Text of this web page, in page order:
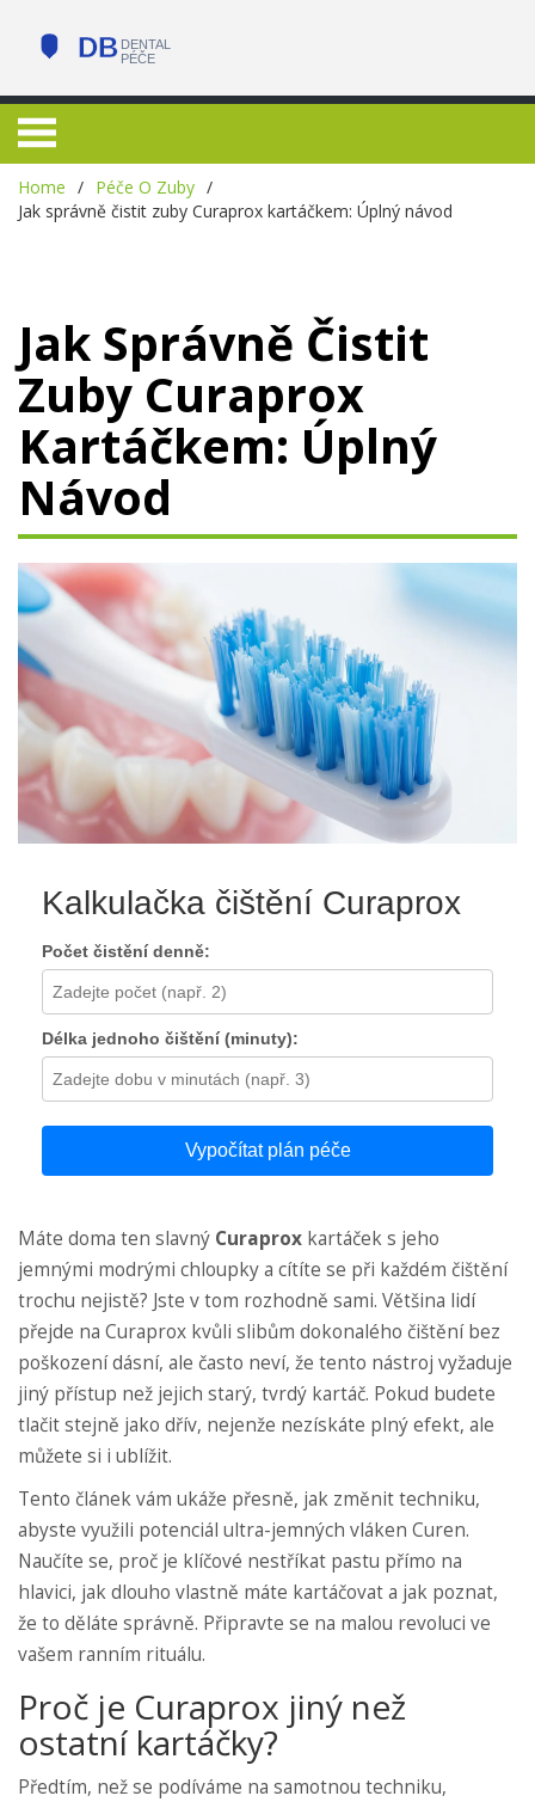
Home
Péče O Zuby
Jak správně čistit zuby Curaprox kartáčkem: Úplný návod
Jak Správně Čistit
Zuby Curaprox
Kartáčkem: Úplný
Návod
Kalkulačka čištění Curaprox
Počet čistění denně:
Délka jednoho čištění (minuty):
Vypočítat plán péče
Máte doma ten slavný Curaprox kartáček s jeho
jemnými modrými chloupky a cítíte se při každém čištění
trochu nejistě? Jste v tom rozhodně sami. Většina lidí
přejde na Curaprox kvůli slibům dokonalého čištění bez
poškození dásní, ale často neví, že tento nástroj vyžaduje
jiný přístup než jejich starý, tvrdý kartáč. Pokud budete
tlačit stejně jako dřív, nejenže nezískáte plný efekt, ale
můžete si i ublížit.
Tento článek vám ukáže přesně, jak změnit techniku,
abyste využili potenciál ultra-jemných vláken Curen.
Naučíte se, proč je klíčové nestříkat pastu přímo na
hlavici, jak dlouho vlastně máte kartáčovat a jak poznat,
že to děláte správně. Připravte se na malou revoluci ve
vašem ranním rituálu.
Proč je Curaprox jiný než
ostatní kartáčky?
Předtím, než se podíváme na samotnou techniku,